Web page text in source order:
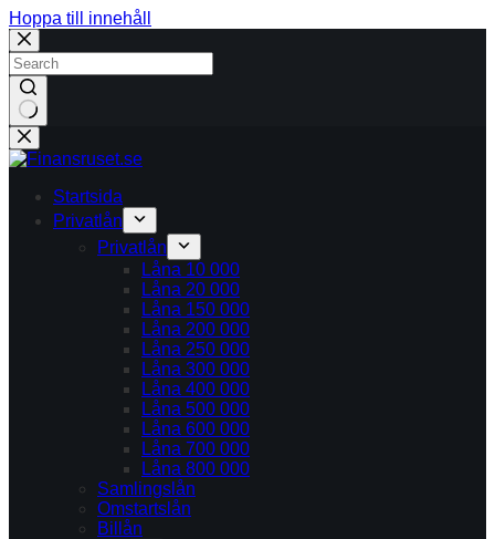
Hoppa till innehåll
Inga
resultat
Startsida
Privatlån
Privatlån
Låna 10 000
Låna 20 000
Låna 150 000
Låna 200 000
Låna 250 000
Låna 300 000
Låna 400 000
Låna 500 000
Låna 600 000
Låna 700 000
Låna 800 000
Samlingslån
Omstartslån
Billån